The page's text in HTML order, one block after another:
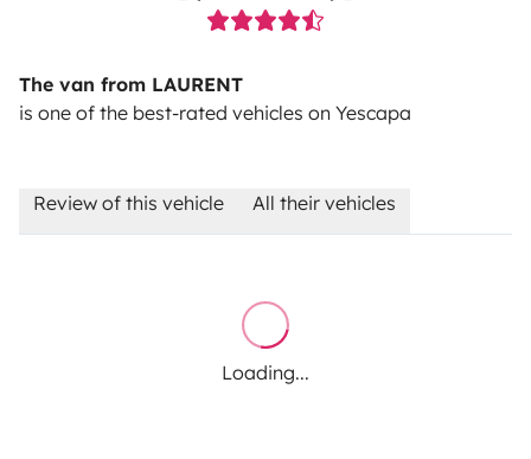
The van from LAURENT
is one of the best-rated vehicles on Yescapa
Review of this vehicle All their vehicles
Loading...